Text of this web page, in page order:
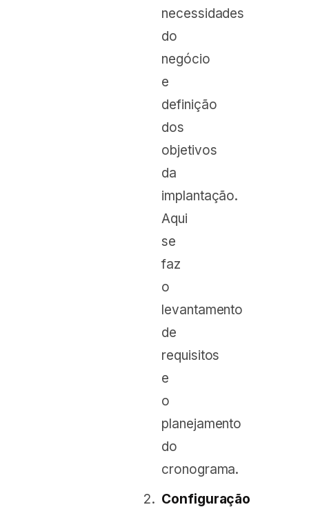
necessidades
do
negócio
e
definição
dos
objetivos
da
implantação.
Aqui
se
faz
o
levantamento
de
requisitos
e
o
planejamento
do
cronograma.
Configuração